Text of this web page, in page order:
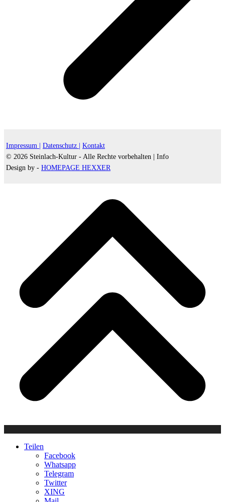
Impressum | Datenschutz |
Kontakt
© 2026 Steinlach-Kultur - Alle Rechte vorbehalten |
Info
Design by - HOMEPAGE HEXXER
Teilen
Facebook
Whatsapp
Telegram
Twitter
XING